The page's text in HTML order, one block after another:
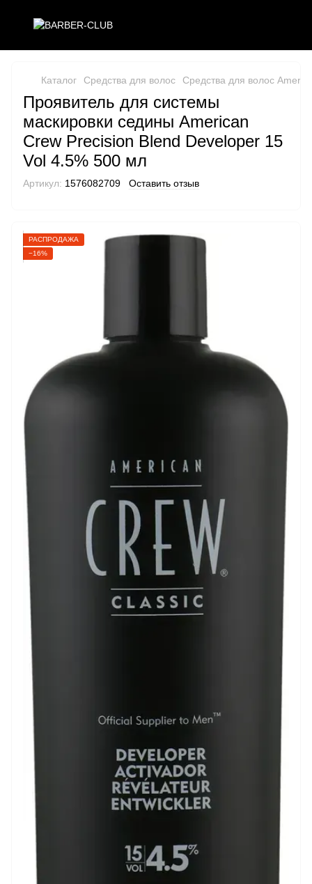
Каталог Средства для волос Средства для волос
Проявитель для системы
маскировки седины American
Crew Precision Blend Developer 15
Vol 4.5% 500 мл
Артикул: 1576082709 Оставить отзыв
РАСПРОДАЖА
−16%